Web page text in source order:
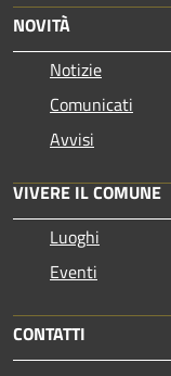
NOVITÀ
Notizie
Comunicati
Avvisi
VIVERE IL COMUNE
Luoghi
Eventi
CONTATTI